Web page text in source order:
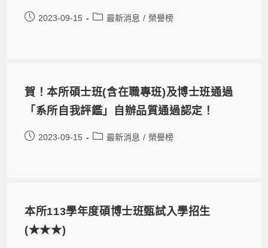
2023-09-15 最新消息 / 榮譽榜
賀！本所碩士班(含在職專班)及博士班通過
「系所自我評鑑」自辦品質通過認定！
2023-09-15 最新消息 / 榮譽榜
本所113學年度碩博士班甄試入學招生
(★★★)